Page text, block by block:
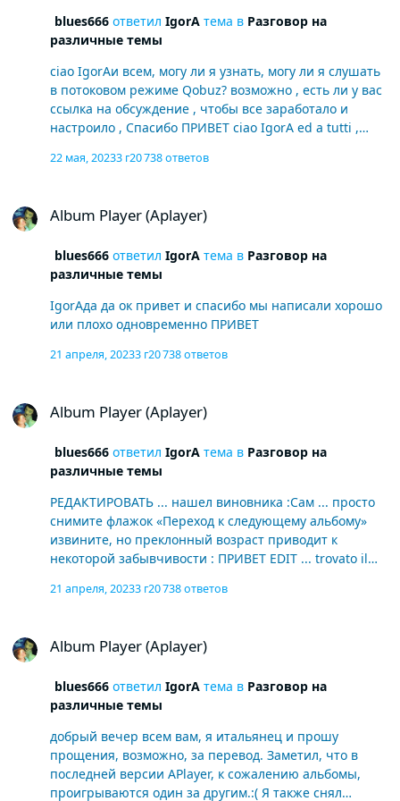
blues666ответил IgorAтема в Разговор на
различные темы
ciao IgorAи всем, могу ли я узнать, могу ли я слушать
в потоковом режиме Qobuz? возможно , есть ли у вас
ссылка на обсуждение , чтобы все заработало и
настроило , Спасибо ПРИВЕТ ciao IgorA ed a tutti ,
eventualmente , avete qualche link a discussione , per
22 мая, 20233 г20 738 ответов
Album Player (Aplayer)
blues666ответил IgorAтема в Разговор на
различные темы
IgorAда да ок привет и спасибо мы написали хорошо
или плохо одновременно ПРИВЕТ
21 апреля, 20233 г20 738 ответов
Album Player (Aplayer)
blues666ответил IgorAтема в Разговор на
различные темы
РЕДАКТИРОВАТЬ ... нашел виновника :Сам ... просто
снимите флажок «Переход к следующему альбому»
извините, но преклонный возраст приводит к
некоторой забывчивости : ПРИВЕТ EDIT ... trovato il
to the next album " scusate , ma l'età avanzata , porta
21 апреля, 20233 г20 738 ответов
Album Player (Aplayer)
blues666ответил IgorAтема в Разговор на
различные темы
добрый вечер всем вам, я итальянец и прошу
прощения, возможно, за перевод. Заметил, что в
последней версии APlayer, к сожалению альбомы,
проигрываются один за другим.:( Я также снял